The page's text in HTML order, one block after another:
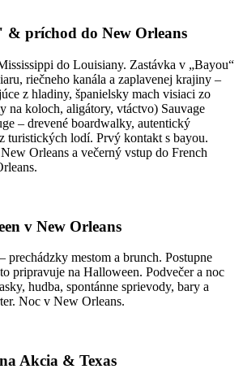
& príchod do New Orleans
do Louisiany. Zastávka v „Bayou“
riečneho kanála a zaplavenej krajiny –
z hladiny, španielsky mach visiaci zo
na koloch, aligátory, vtáctvo) Sauvage
– drevené boardwalky, autentický
turistických lodí. Prvý kontakt s bayou.
Orleans a večerný vstup do French
v New Orleans
prechádzky mestom a brunch. Postupne
pripravuje na Halloween. Podvečer a noc
hudba, spontánne sprievody, bary a
Noc v New Orleans.
Akcia & Texas